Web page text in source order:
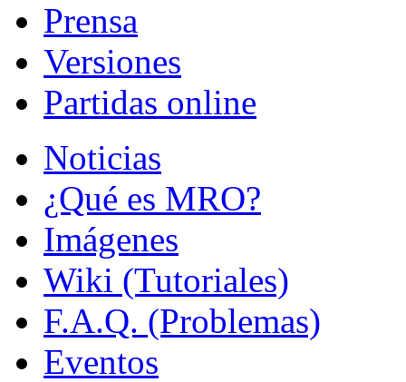
Prensa
Versiones
Partidas online
Noticias
¿Qué es MRO?
Imágenes
Wiki (Tutoriales)
F.A.Q. (Problemas)
Eventos